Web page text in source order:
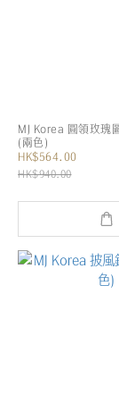
MJ Korea 圓領玫瑰
(兩色)
HK$564.00
HK$940.00